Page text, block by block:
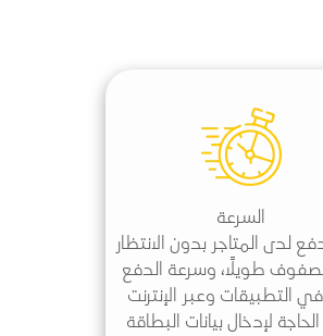
السرعة
لدى المتاجر بدون الانتظار
طويلاً، وسرعة الدفع
التطبيقات وعبر الإنترنت
لإدخال بيانات البطاقة